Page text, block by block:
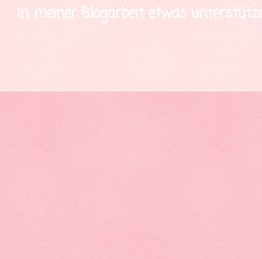
in meiner Blogarbeit etwas